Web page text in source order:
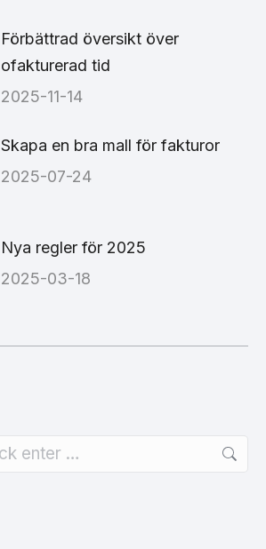
Förbättrad översikt över
ofakturerad tid
2025-11-14
Skapa en bra mall för fakturor
2025-07-24
Nya regler för 2025
2025-03-18